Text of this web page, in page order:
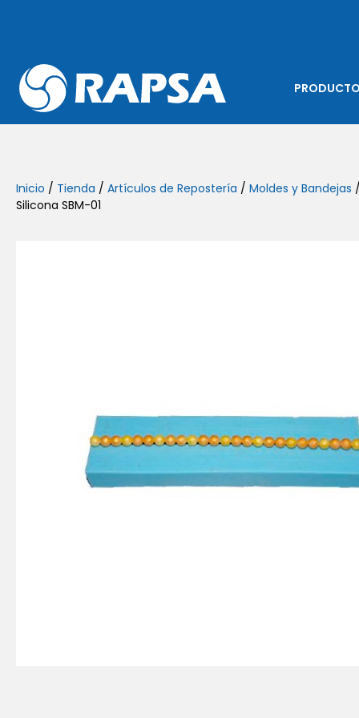
Inicio / Tienda / Artículos de Repostería / Moldes y Bandejas
Silicona SBM-01